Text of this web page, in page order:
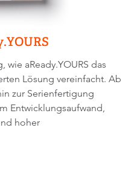
wie aReady.YOURS das
Lösung vereinfacht. Ab
zur Serienfertigung
Entwicklungsaufwand,
hoher